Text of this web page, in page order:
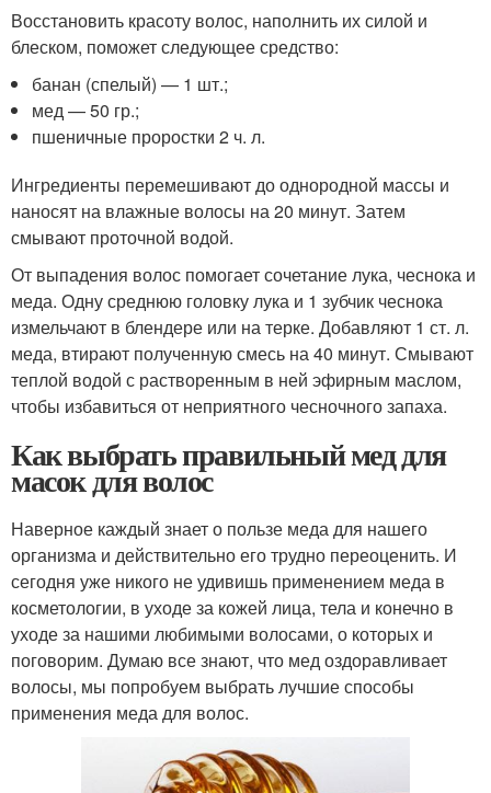
Восстановить красоту волос, наполнить их силой и
блеском, поможет следующее средство:
банан (спелый) — 1 шт.;
мед — 50 гр.;
пшеничные проростки 2 ч. л.
Ингредиенты перемешивают до однородной массы и
наносят на влажные волосы на 20 минут. Затем
смывают проточной водой.
От выпадения волос помогает сочетание лука, чеснока и
меда. Одну среднюю головку лука и 1 зубчик чеснока
измельчают в блендере или на терке. Добавляют 1 ст. л.
меда, втирают полученную смесь на 40 минут. Смывают
теплой водой с растворенным в ней эфирным маслом,
чтобы избавиться от неприятного чесночного запаха.
Как выбрать правильный мед для
масок для волос
Наверное каждый знает о пользе меда для нашего
организма и действительно его трудно переоценить. И
сегодня уже никого не удивишь применением меда в
косметологии, в уходе за кожей лица, тела и конечно в
уходе за нашими любимыми волосами, о которых и
поговорим. Думаю все знают, что мед оздоравливает
волосы, мы попробуем выбрать лучшие способы
применения меда для волос.